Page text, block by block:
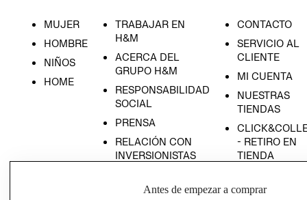
MUJER
HOMBRE
NIÑOS
HOME
TRABAJAR EN
H&M
ACERCA DEL
GRUPO H&M
RESPONSABILIDAD
SOCIAL
PRENSA
RELACIÓN CON
INVERSIONISTAS
EMPRESARIAL
CONTACTO
SERVICIO AL
CLIENTE
MI CUENTA
NUESTRAS
TIENDAS
- RETIRO EN
TIENDA
CONDICIONES
Antes de empezar a comprar